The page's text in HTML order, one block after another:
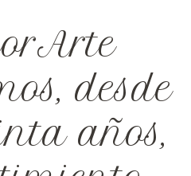
desde
años,